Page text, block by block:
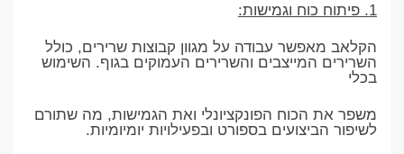
1. פיתוח כוח וגמישות:
הקלאב מאפשר עבודה על מגוון קבוצות שרירים, כולל
השרירים המייצבים והשרירים העמוקים בגוף. השימוש
בכלי
משפר את הכוח הפונקציונלי ואת הגמישות, מה שתורם
לשיפור הביצועים בספורט ובפעילויות יומיומיות.